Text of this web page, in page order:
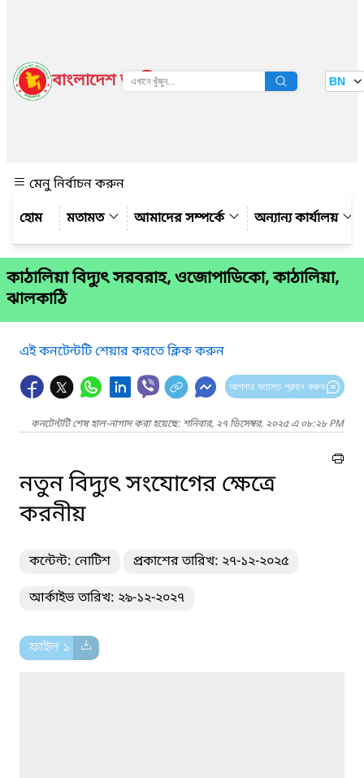
বাংলাদেশ জাতীয় তথ্য বাতায়ন BN
মেনু নির্বাচন করুন
মতামত
আমাদের সম্পর্কে অন্যান্য কার্যালয়
কাঠালিয়া বিদ্যুৎ সরবরাহ, ওজোপাডিকো, কাঠালিয়া,
ঝালকাঠি
এই কনটেন্টটি শেয়ার করতে ক্লিক করুন
আপনার মতামত প্রদান করুন
কনটেন্টটি শেষ হাল-নাগাদ করা হয়েছে: শনিবার, ২৭ ডিসেম্বর, ২০২৫ এ ০৮:২৮ PM
নতুন বিদ্যুৎ সংযোগের ক্ষেত্রে
করনীয়
কন্টেন্ট: নোটিশ প্রকাশের তারিখ: ২৭-১২-২০২৫
আর্কাইভ তারিখ: ২৯-১২-২০২৭
ফাইল ১